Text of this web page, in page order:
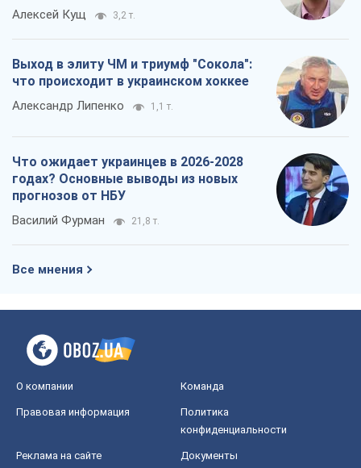
Алексей Кущ 3,2 т.
Выход в элиту ЧМ и триумф "Сокола":
что происходит в украинском хоккее
Александр Липенко 1,1 т.
Что ожидает украинцев в 2026-2028
годах? Основные выводы из новых
прогнозов от НБУ
Василий Фурман 21,8 т.
Все мнения
О компании Команда
Правовая информация
Политика
конфиденциальности
Реклама на сайте Документы